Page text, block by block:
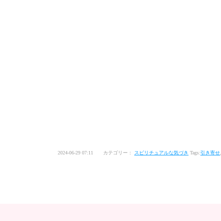
2024-06-29 07:11 カテゴリー： スピリチュアルな気づき Tags:引き寄せ